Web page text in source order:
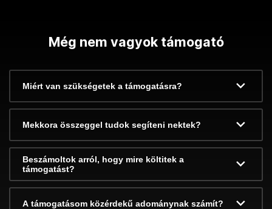
Még nem vagyok támogató
Miért van szükségetek a támogatásra?
Mekkora összeggel tudok segíteni nektek?
Beszámoltok arról, hogy mire költitek a
támogatást?
A támogatásom közérdekű adománynak számít?